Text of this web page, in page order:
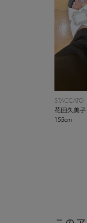
STACCATO
花田久美子
155cm